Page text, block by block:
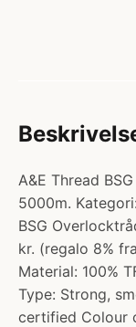
A&E Thread
5000m.
BSG
kr. (regalo 8%
Material: 100%
Type: Strong,
certified Colour